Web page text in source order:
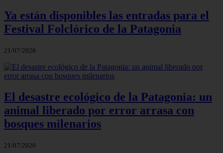
Ya están disponibles las entradas para el
Festival Folclórico de la Patagonia
21/07/2026
El desastre ecológico de la Patagonia: un
animal liberado por error arrasa con
bosques milenarios
21/07/2026